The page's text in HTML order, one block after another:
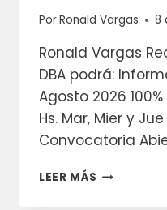
PorRonald Vargas 8
Ronald Vargas
DBA podrá:
Agosto 2026
Hs. Mar, Mier y
Convocatoria
LEER MÁS 1.